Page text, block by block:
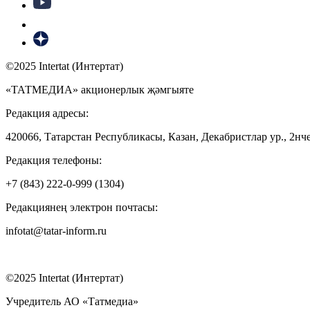
©2025 Intertat (Интертат)
«ТАТМЕДИА» акционерлык җәмгыяте
Редакция адресы:
420066, Татарстан Республикасы, Казан, Декабристлар ур.,
Редакция телефоны:
+7 (843) 222-0-999 (1304)
Редакциянең электрон почтасы:
infotat@tatar-inform.ru
©2025 Intertat (Интертат)
Учредитель АО «Татмедиа»